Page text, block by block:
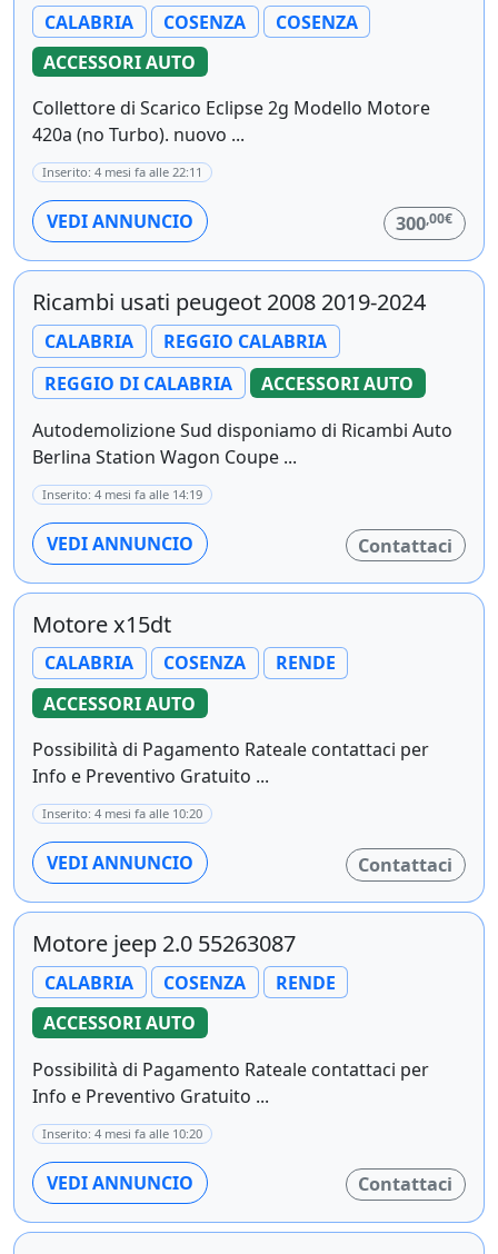
CALABRIA COSENZA
COSENZA
ACCESSORI AUTO
Collettore di Scarico Eclipse 2g Modello Motore
420a (no Turbo). nuovo ...
Inserito: 4 mesi fa alle 22:11
VEDI ANNUNCIO 300,00€
Ricambi usati peugeot 2008 2019-2024
CALABRIA
REGGIO CALABRIA
REGGIO DI CALABRIA
ACCESSORI AUTO
Autodemolizione Sud disponiamo di Ricambi Auto
Berlina Station Wagon Coupe ...
Inserito: 4 mesi fa alle 14:19
VEDI ANNUNCIO Contattaci
Motore x15dt
CALABRIA COSENZA
RENDE
ACCESSORI AUTO
Possibilità di Pagamento Rateale contattaci per
Info e Preventivo Gratuito ...
Inserito: 4 mesi fa alle 10:20
VEDI ANNUNCIO Contattaci
Motore jeep 2.0 55263087
CALABRIA COSENZA
RENDE
ACCESSORI AUTO
Possibilità di Pagamento Rateale contattaci per
Info e Preventivo Gratuito ...
Inserito: 4 mesi fa alle 10:20
VEDI ANNUNCIO Contattaci